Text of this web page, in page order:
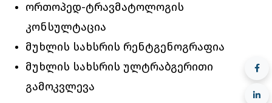
ორთოპედ-ტრავმატოლოგის
კონსულტაცია
მუხლის სახსრის რენტგენოგრაფია
მუხლის სახსრის ულტრაბგერითი
გამოკვლევა